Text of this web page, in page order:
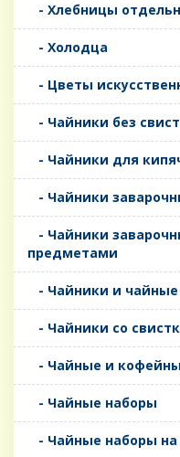
- Хлебницы
- Холодца
- Цветы
- Чайники без
- Чайники для
- Чайники
- Чайники
предметами
- Чайники и чайные
- Чайники со
- Чайные и
- Чайные наборы
- Чайные наборы на